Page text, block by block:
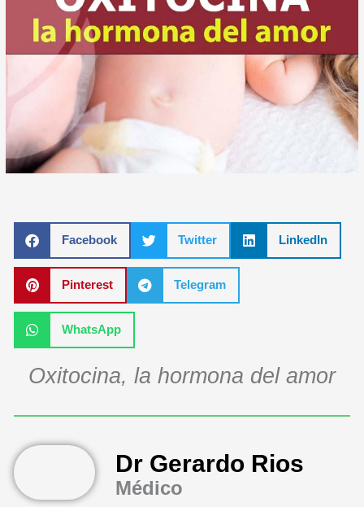
Facebook Twitter LinkedIn
Pinterest Telegram
WhatsApp
Oxitocina, la hormona del amor
Dr Gerardo Rios
Médico